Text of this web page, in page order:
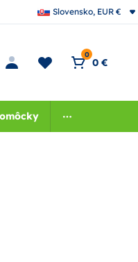
Slovensko, EUR €
0
0 €